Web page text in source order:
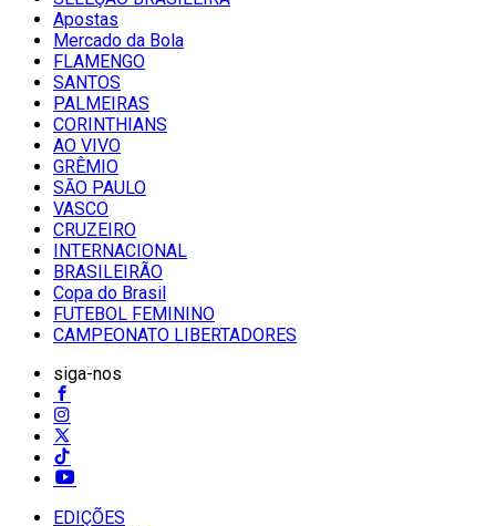
Apostas
Mercado da Bola
FLAMENGO
SANTOS
PALMEIRAS
CORINTHIANS
AO VIVO
GRÊMIO
SĀO PAULO
VASCO
CRUZEIRO
INTERNACIONAL
BRASILEIRÃO
Copa do Brasil
FUTEBOL FEMININO
CAMPEONATO LIBERTADORES
siga-nos
EDIÇÕES